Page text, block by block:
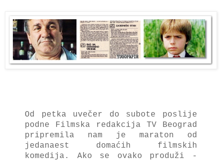
Od petka uvečer do subote poslije
podne Filmska redakcija TV Beograd
pripremila nam je maraton od
jedanaest domaćih filmskih
komedija. Ako se ovako produži -